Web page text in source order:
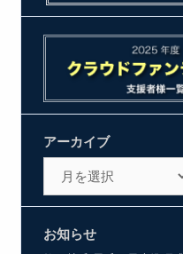
アーカイブ
ブ
お知らせ